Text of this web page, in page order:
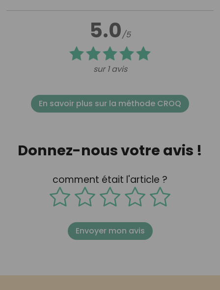
5.0/5
sur 1 avis
En savoir plus sur la méthode CROQ
Donnez-nous votre avis !
comment était l'article ?
Envoyer mon avis